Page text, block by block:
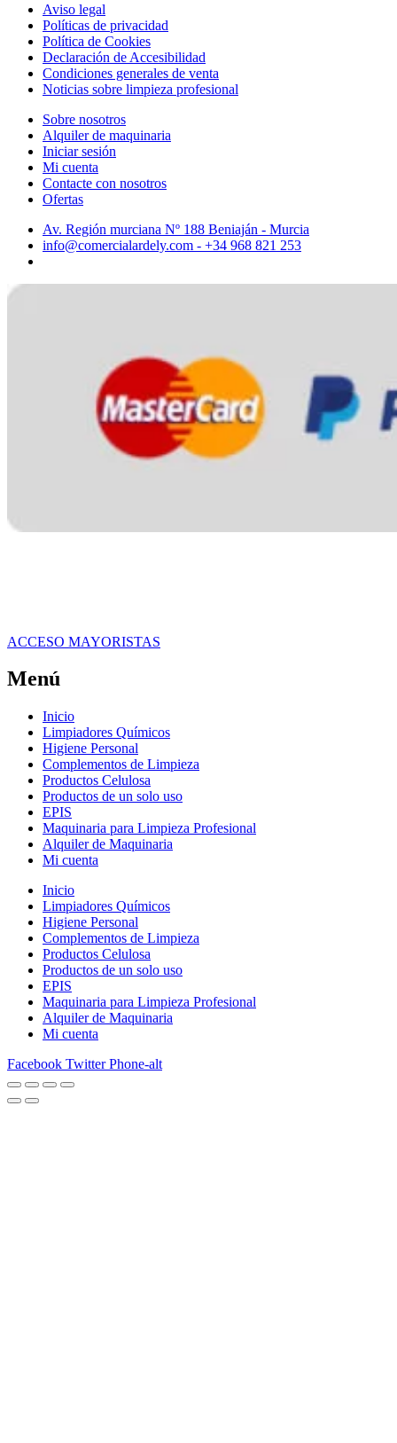
Aviso legal
Políticas de privacidad
Política de Cookies
Declaración de Accesibilidad
Condiciones generales de venta
Noticias sobre limpieza profesional
Sobre nosotros
Alquiler de maquinaria
Iniciar sesión
Mi cuenta
Contacte con nosotros
Ofertas
Av. Región murciana Nº 188 Beniaján - Murcia
info@comercialardely.com - +34 968 821 253
ACCESO MAYORISTAS
Menú
Inicio
Limpiadores Químicos
Higiene Personal
Complementos de Limpieza
Productos Celulosa
Productos de un solo uso
EPIS
Maquinaria para Limpieza Profesional
Alquiler de Maquinaria
Mi cuenta
Inicio
Limpiadores Químicos
Higiene Personal
Complementos de Limpieza
Productos Celulosa
Productos de un solo uso
EPIS
Maquinaria para Limpieza Profesional
Alquiler de Maquinaria
Mi cuenta
Facebook Twitter Phone-alt